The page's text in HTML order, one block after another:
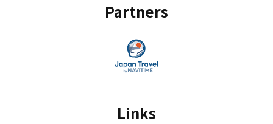
Partners
Links